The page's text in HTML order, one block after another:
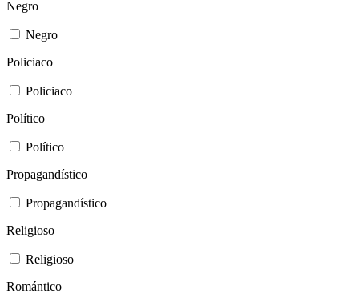
Negro
Negro
Policiaco
Policiaco
Político
Político
Propagandístico
Propagandístico
Religioso
Religioso
Romántico